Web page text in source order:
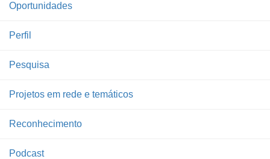
Oportunidades
Perfil
Pesquisa
Projetos em rede e temáticos
Reconhecimento
Podcast